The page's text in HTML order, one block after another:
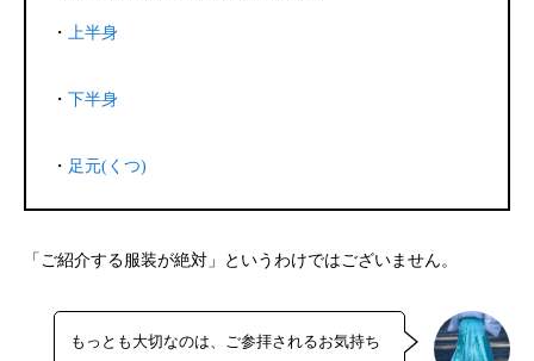
・ 上半身
・ 下半身
・ 足元(くつ)
「ご紹介する服装が絶対」というわけではございません。
もっとも大切なのは、ご参拝されるお気持ち